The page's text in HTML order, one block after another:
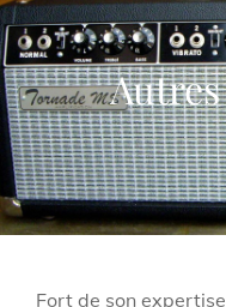
Fort de son